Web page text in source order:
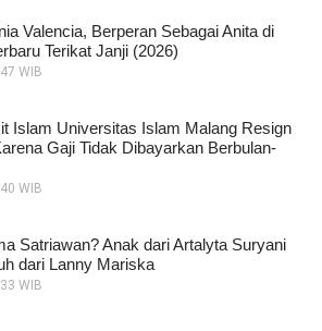
Valencia, Berperan Sebagai Anita di
Terikat Janji (2026)
WIB
Islam Universitas Islam Malang Resign
Gaji Tidak Dibayarkan Berbulan-
WIB
Satriawan? Anak dari Artalyta Suryani
dari Lanny Mariska
WIB